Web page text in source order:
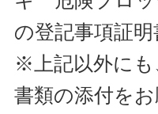
の登記事項証明
※上記以外にも
書類の添付を